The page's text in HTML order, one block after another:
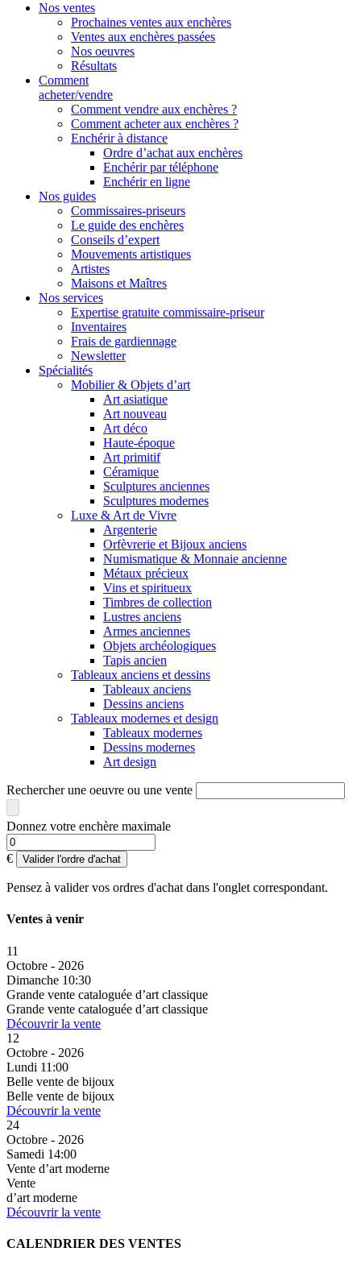
Nos ventes
Prochaines ventes aux enchères
Ventes aux enchères passées
Nos oeuvres
Résultats
Comment
acheter/vendre
Comment vendre aux enchères ?
Comment acheter aux enchères ?
Enchérir à distance
Ordre d’achat aux enchères
Enchérir par téléphone
Enchérir en ligne
Nos guides
Commissaires-priseurs
Le guide des enchères
Conseils d’expert
Mouvements artistiques
Artistes
Maisons et Maîtres
Nos services
Expertise gratuite commissaire-priseur
Inventaires
Frais de gardiennage
Newsletter
Spécialités
Mobilier & Objets d’art
Art asiatique
Art nouveau
Art déco
Haute-époque
Art primitif
Céramique
Sculptures anciennes
Sculptures modernes
Luxe & Art de Vivre
Argenterie
Orfèvrerie et Bijoux anciens
Numismatique & Monnaie ancienne
Métaux précieux
Vins et spiritueux
Timbres de collection
Lustres anciens
Armes anciennes
Objets archéologiques
Tapis ancien
Tableaux anciens et dessins
Tableaux anciens
Dessins anciens
Tableaux modernes et design
Tableaux modernes
Dessins modernes
Art design
Rechercher une oeuvre ou une vente
Donnez votre enchère maximale
€ Valider l'ordre d'achat
Pensez à valider vos ordres d'achat dans l'onglet correspondant.
Ventes à venir
11
Octobre - 2026
Dimanche 10:30
Grande vente cataloguée d’art classique
Grande vente cataloguée d’art classique
Découvrir la vente
12
Octobre - 2026
Lundi 11:00
Belle vente de bijoux
Belle vente de bijoux
Découvrir la vente
24
Octobre - 2026
Samedi 14:00
Vente d’art moderne
Vente
d’art moderne
Découvrir la vente
CALENDRIER DES VENTES